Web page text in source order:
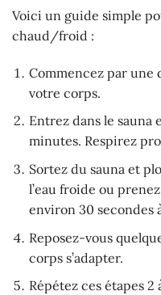
Voici un guide simple
chaud/froid :
Commencez par
votre corps.
Entrez dans le sauna
minutes. Respirez
Sortez du sauna et
l’eau froide ou
environ 30 secondes
Reposez-vous
corps s’adapter.
Répétez ces étapes